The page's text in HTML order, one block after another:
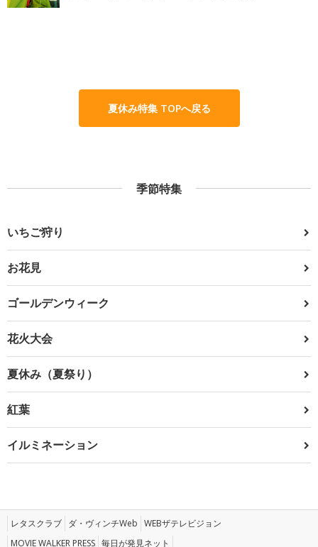
夏休み特集 TOPへ戻る
季節特集
いちご狩り
お花見
ゴールデンウィーク
花火大会
夏休み（夏祭り）
紅葉
イルミネーション
レタスクラブ ダ・ヴィンチWeb WEBザテレビジョン
MOVIE WALKER PRESS 毎日が発見ネット